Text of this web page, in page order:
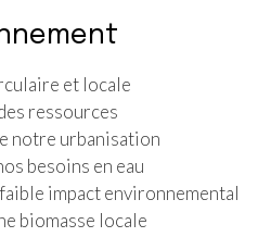
et locale
ressources
notre urbanisation
besoins en eau
impact environnemental
biomasse locale